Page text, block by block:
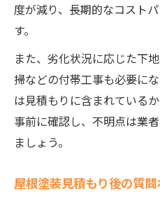
度が減り、長期的なコスト
す。
また、劣化状況に応じた下
掃などの付帯工事も必要に
は見積もりに含まれている
事前に確認し、不明点は業
ましょう。
屋根塗装見積もり後の質